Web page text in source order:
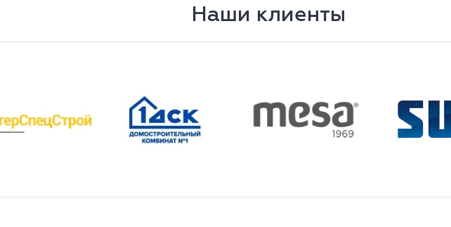
Наши клиенты